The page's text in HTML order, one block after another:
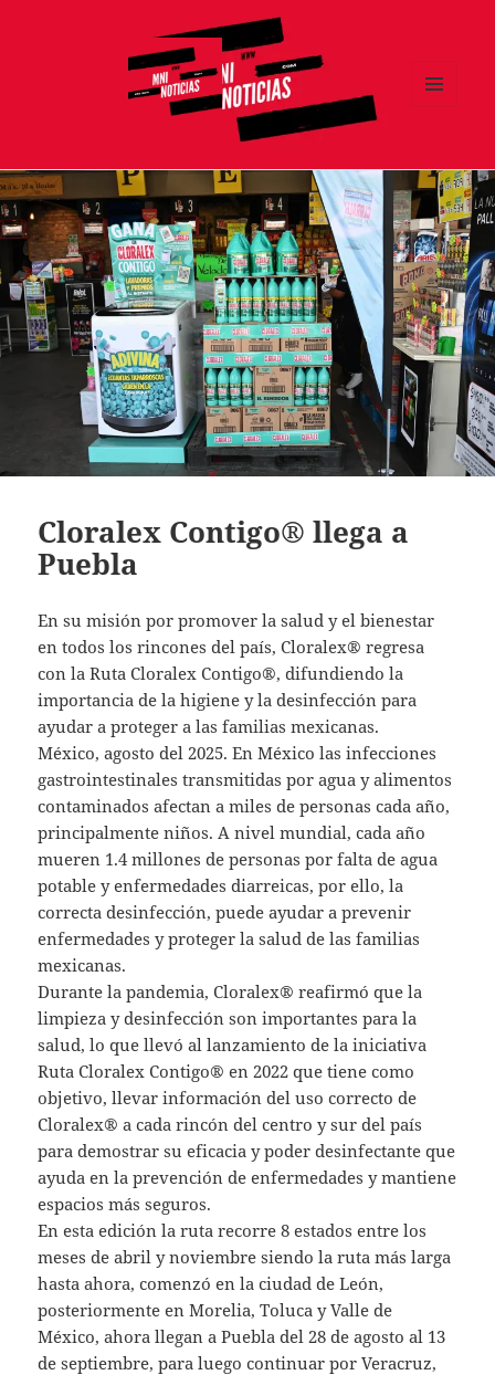
Cloralex Contigo® llega a
Puebla
En su misión por promover la salud y el bienestar
en todos los rincones del país, Cloralex® regresa
con la Ruta Cloralex Contigo®, difundiendo la
importancia de la higiene y la desinfección para
ayudar a proteger a las familias mexicanas.
México, agosto del 2025. En México las infecciones
gastrointestinales transmitidas por agua y alimentos
contaminados afectan a miles de personas cada año,
principalmente niños. A nivel mundial, cada año
mueren 1.4 millones de personas por falta de agua
potable y enfermedades diarreicas, por ello, la
correcta desinfección, puede ayudar a prevenir
enfermedades y proteger la salud de las familias
mexicanas.
Durante la pandemia, Cloralex® reafirmó que la
limpieza y desinfección son importantes para la
salud, lo que llevó al lanzamiento de la iniciativa
Ruta Cloralex Contigo® en 2022 que tiene como
objetivo, llevar información del uso correcto de
Cloralex® a cada rincón del centro y sur del país
para demostrar su eficacia y poder desinfectante que
ayuda en la prevención de enfermedades y mantiene
espacios más seguros.
En esta edición la ruta recorre 8 estados entre los
meses de abril y noviembre siendo la ruta más larga
hasta ahora, comenzó en la ciudad de León,
posteriormente en Morelia, Toluca y Valle de
México, ahora llegan a Puebla del 28 de agosto al 13
de septiembre, para luego continuar por Veracruz,